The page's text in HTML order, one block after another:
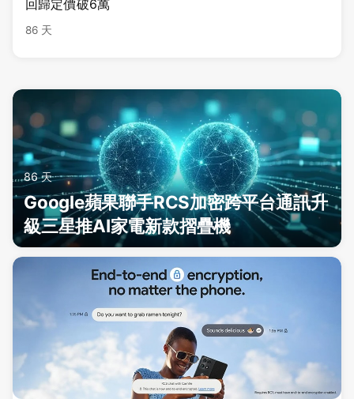
回歸定價破6萬
86 天
86 天
Google蘋果聯手RCS加密跨平台通訊升
級三星推AI家電新款摺疊機